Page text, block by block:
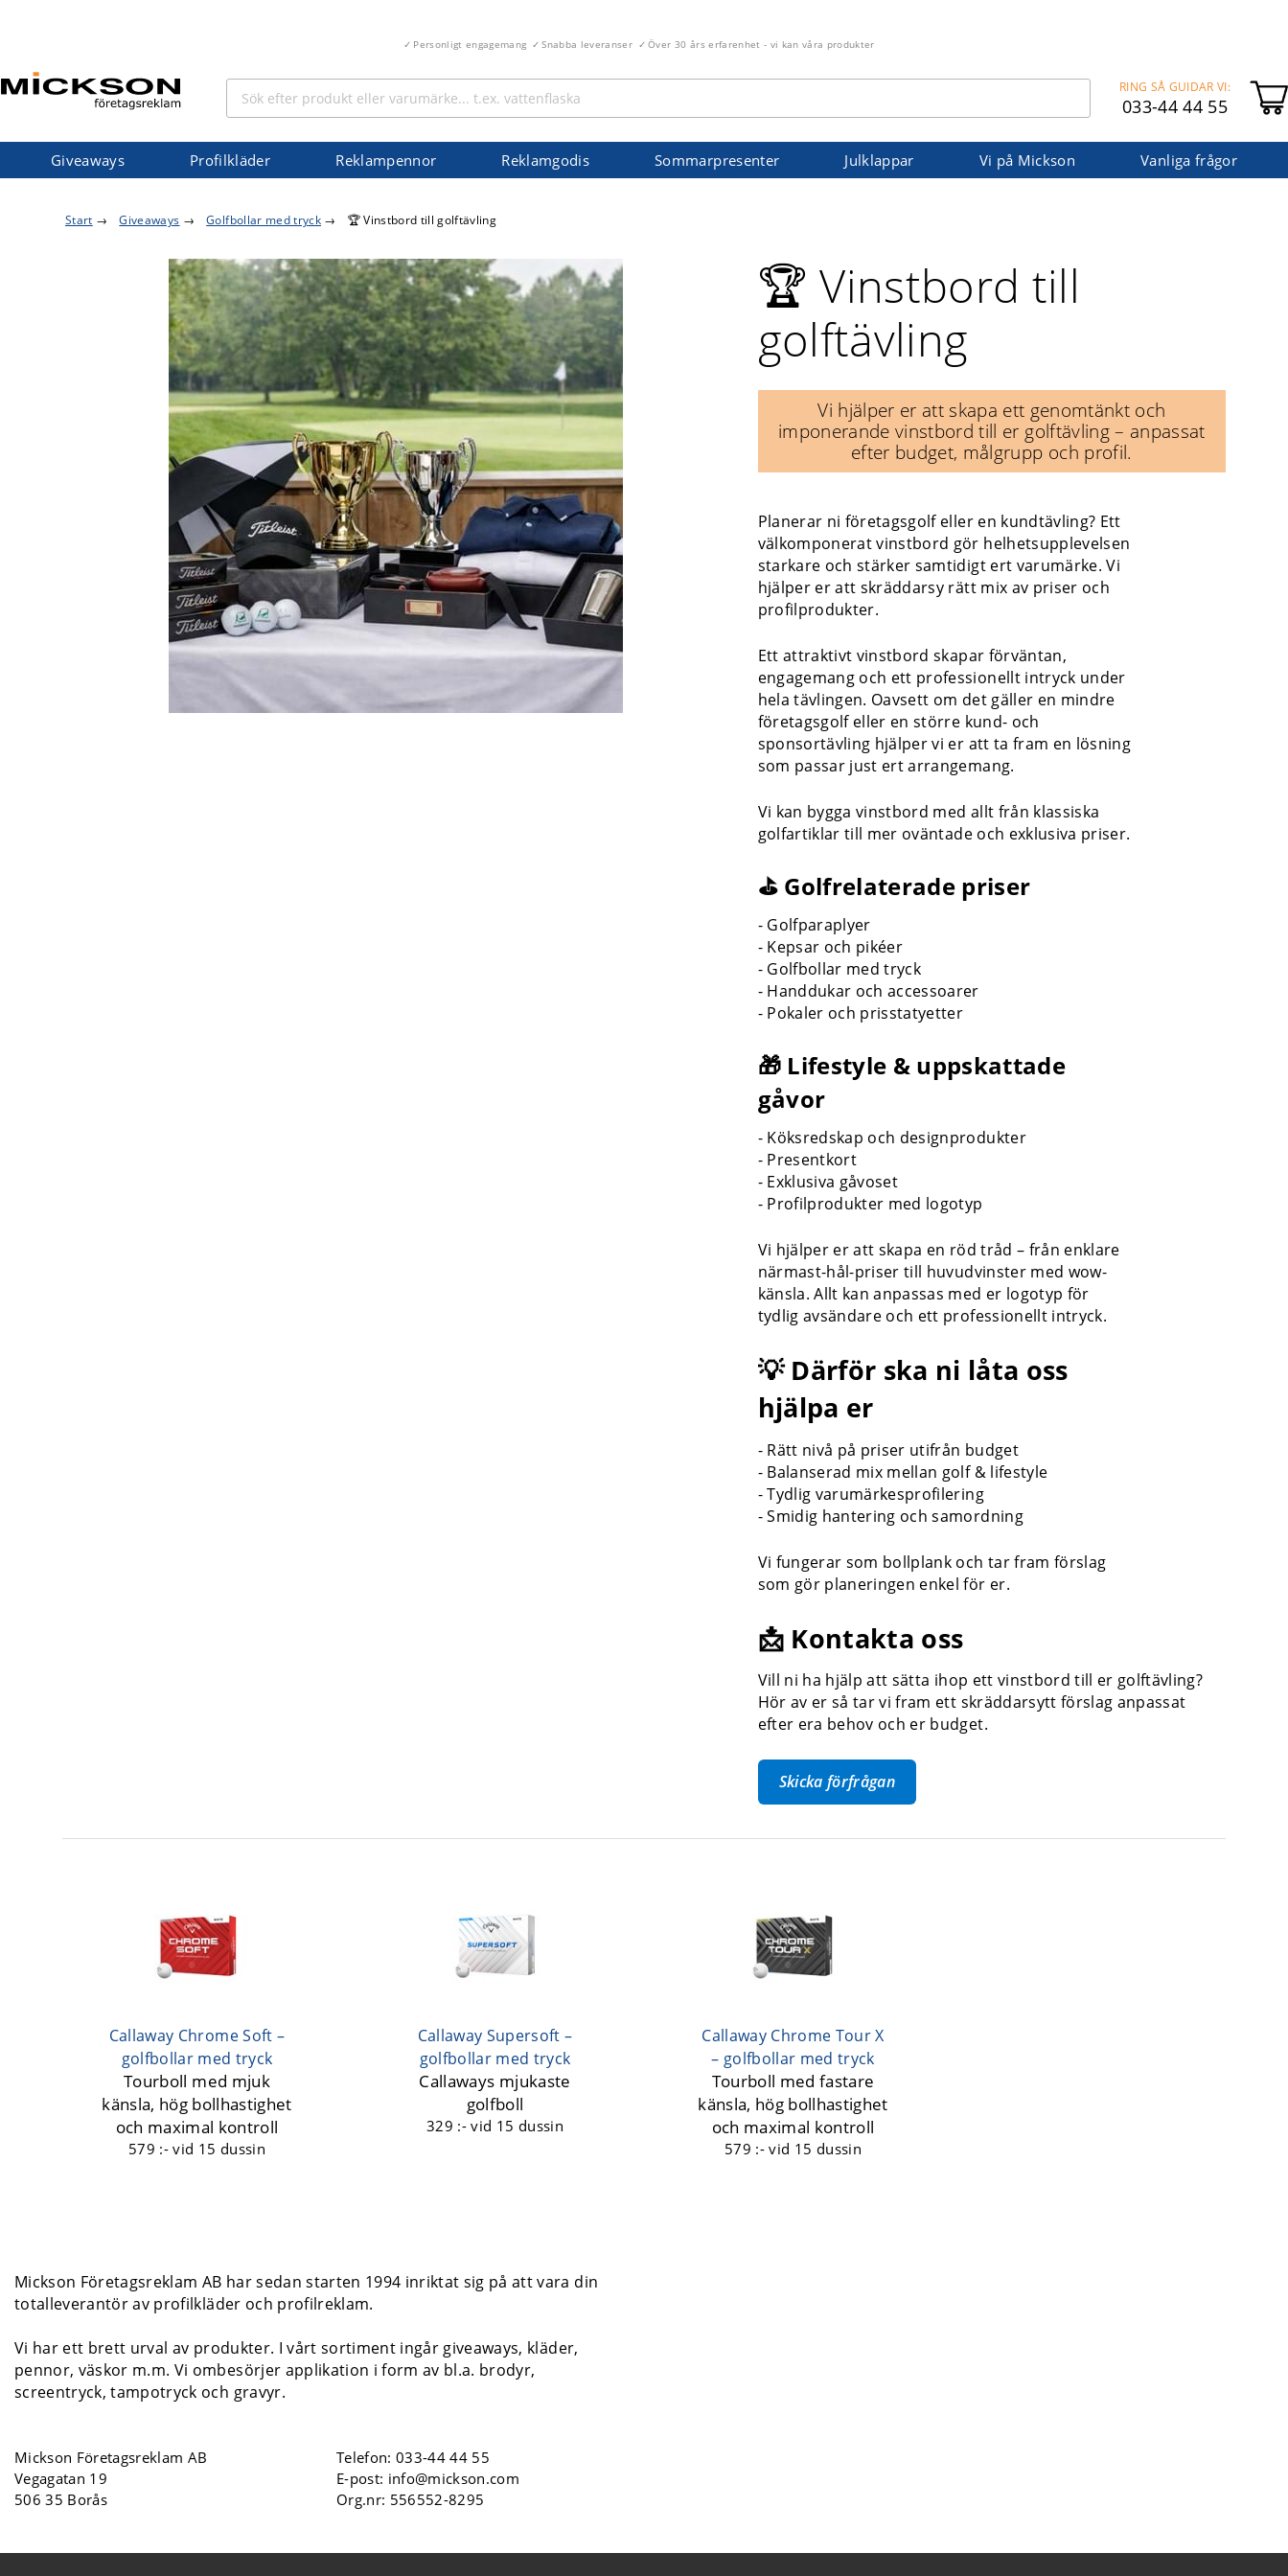
Personligt engagemang Snabba leveranser Över 30 års erfarenhet - vi kan våra produkter
RING SÅ GUIDAR VI:
033-44 44 55
Giveaways Profilkläder Reklampennor Reklamgodis Sommarpresenter Julklappar Vi på Mickson Vanliga frågor
Start → Giveaways → Golfbollar med tryck → 🏆 Vinstbord till golftävling
🏆 Vinstbord till
golftävling
Vi hjälper er att skapa ett genomtänkt och
imponerande vinstbord till er golftävling – anpassat
efter budget, målgrupp och profil.
Planerar ni företagsgolf eller en kundtävling? Ett
välkomponerat vinstbord gör helhetsupplevelsen
starkare och stärker samtidigt ert varumärke. Vi
hjälper er att skräddarsy rätt mix av priser och
profilprodukter.
Ett attraktivt vinstbord skapar förväntan,
engagemang och ett professionellt intryck under
hela tävlingen. Oavsett om det gäller en mindre
företagsgolf eller en större kund- och
sponsortävling hjälper vi er att ta fram en lösning
som passar just ert arrangemang.
Vi kan bygga vinstbord med allt från klassiska
golfartiklar till mer oväntade och exklusiva priser.
⛳ Golfrelaterade priser
- Golfparaplyer
- Kepsar och pikéer
- Golfbollar med tryck
- Handdukar och accessoarer
- Pokaler och prisstatyetter
🎁 Lifestyle & uppskattade
gåvor
- Köksredskap och designprodukter
- Presentkort
- Exklusiva gåvoset
- Profilprodukter med logotyp
Vi hjälper er att skapa en röd tråd – från enklare
närmast-hål-priser till huvudvinster med wow-
känsla. Allt kan anpassas med er logotyp för
tydlig avsändare och ett professionellt intryck.
💡 Därför ska ni låta oss
hjälpa er
- Rätt nivå på priser utifrån budget
- Balanserad mix mellan golf & lifestyle
- Tydlig varumärkesprofilering
- Smidig hantering och samordning
Vi fungerar som bollplank och tar fram förslag
som gör planeringen enkel för er.
📩 Kontakta oss
Vill ni ha hjälp att sätta ihop ett vinstbord till er golftävling?
Hör av er så tar vi fram ett skräddarsytt förslag anpassat
efter era behov och er budget.
Skicka förfrågan
Callaway Chrome Soft –
golfbollar med tryck
Tourboll med mjuk
känsla, hög bollhastighet
och maximal kontroll
579 :-vid 15 dussin
Callaway Supersoft –
golfbollar med tryck
Callaways mjukaste
golfboll
329 :-vid 15 dussin
Callaway Chrome Tour X
– golfbollar med tryck
Tourboll med fastare
känsla, hög bollhastighet
och maximal kontroll
579 :-vid 15 dussin
Mickson Företagsreklam AB har sedan starten 1994 inriktat sig på att vara din
totalleverantör av profilkläder och profilreklam.
Vi har ett brett urval av produkter. I vårt sortiment ingår giveaways, kläder,
pennor, väskor m.m. Vi ombesörjer applikation i form av bl.a. brodyr,
screentryck, tampotryck och gravyr.
Mickson Företagsreklam AB
Vegagatan 19
506 35 Borås
Telefon:033-44 44 55
E-post: info@mickson.com
Org.nr: 556552-8295